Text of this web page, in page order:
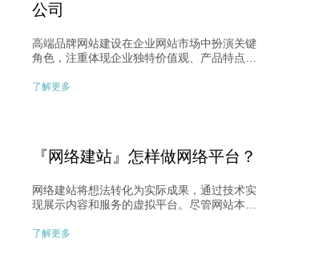
公司
高端品牌网站建设在企业网站市场中扮演关键
角色，注重体现企业独特价值观、产品特点与
建站相比，定制设计能够突出企业独特之处，
了解更多
『网络建站』怎样做网络平台？
网络建站将想法转化为实际成果，通过技术实
现展示内容和服务的虚拟平台。尽管网站本身
的服务和内容价值。选择具备源码提供的网站
了解更多